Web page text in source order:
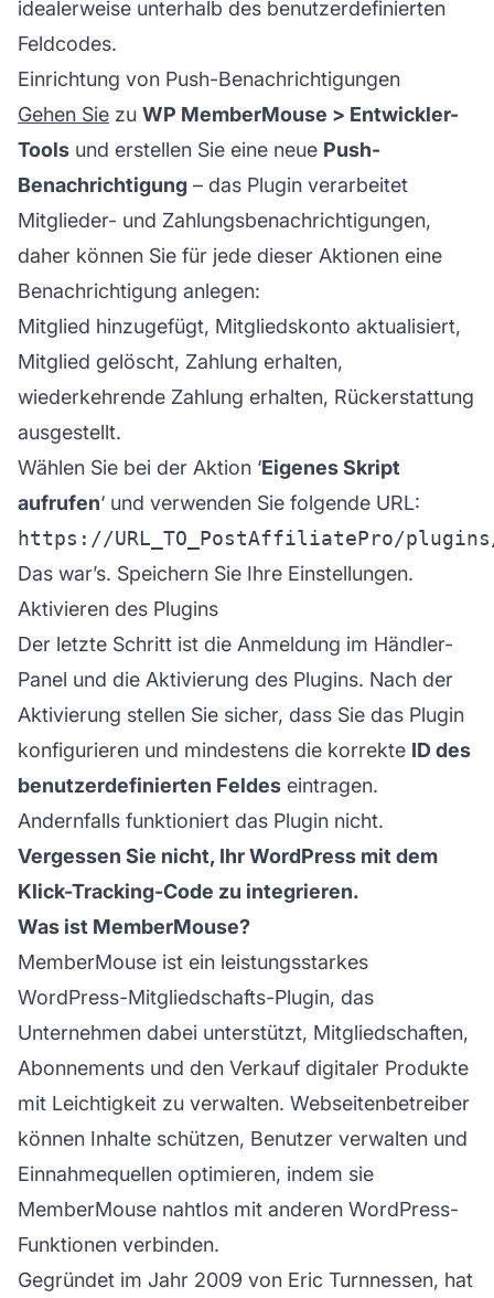
idealerweise unterhalb des benutzerdefinierten
Feldcodes.
Einrichtung von Push-Benachrichtigungen
Gehen Sie zu WP MemberMouse > Entwickler-
Tools und erstellen Sie eine neue Push-
Benachrichtigung – das Plugin verarbeitet
Mitglieder- und Zahlungsbenachrichtigungen,
daher können Sie für jede dieser Aktionen eine
Benachrichtigung anlegen:
Mitglied hinzugefügt, Mitgliedskonto aktualisiert,
Mitglied gelöscht, Zahlung erhalten,
wiederkehrende Zahlung erhalten, Rückerstattung
ausgestellt.
Wählen Sie bei der Aktion ‘Eigenes Skript
aufrufen‘ und verwenden Sie folgende URL:
Das war’s. Speichern Sie Ihre Einstellungen.
Aktivieren des Plugins
Der letzte Schritt ist die Anmeldung im Händler-
Panel und die Aktivierung des Plugins. Nach der
Aktivierung stellen Sie sicher, dass Sie das Plugin
konfigurieren und mindestens die korrekte ID des
benutzerdefinierten Feldes eintragen.
Andernfalls funktioniert das Plugin nicht.
Vergessen Sie nicht, Ihr WordPress mit dem
Klick-Tracking-Code zu integrieren.
Was ist MemberMouse?
MemberMouse ist ein leistungsstarkes
WordPress-Mitgliedschafts-Plugin, das
Unternehmen dabei unterstützt, Mitgliedschaften,
Abonnements und den Verkauf digitaler Produkte
mit Leichtigkeit zu verwalten. Webseitenbetreiber
können Inhalte schützen, Benutzer verwalten und
Einnahmequellen optimieren, indem sie
MemberMouse nahtlos mit anderen WordPress-
Funktionen verbinden.
Gegründet im Jahr 2009 von Eric Turnnessen, hat